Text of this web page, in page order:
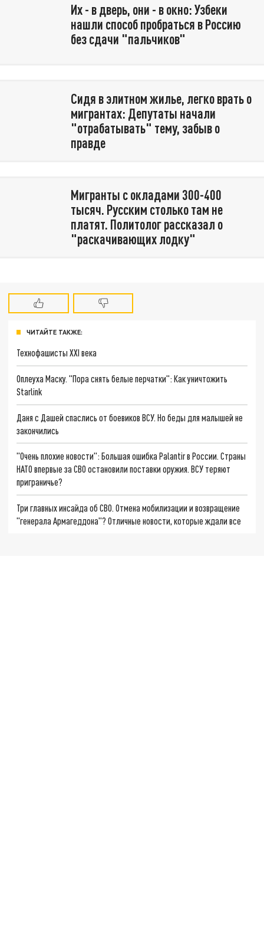
Их - в дверь, они - в окно: Узбеки
нашли способ пробраться в Россию
без сдачи "пальчиков"
Сидя в элитном жилье, легко врать о
мигрантах: Депутаты начали
"отрабатывать" тему, забыв о
правде
Мигранты с окладами 300-400
тысяч. Русским столько там не
платят. Политолог рассказал о
"раскачивающих лодку"
ЧИТАЙТЕ ТАКЖЕ:
Технофашисты XXI века
Оплеуха Маску. "Пора снять белые перчатки": Как уничтожить
Starlink
Даня с Дашей спаслись от боевиков ВСУ. Но беды для малышей не
закончились
"Очень плохие новости": Большая ошибка Palantir в России. Страны
НАТО впервые за СВО остановили поставки оружия. ВСУ теряют
приграничье?
Три главных инсайда об СВО. Отмена мобилизации и возвращение
"генерала Армагеддона"? Отличные новости, которые ждали все